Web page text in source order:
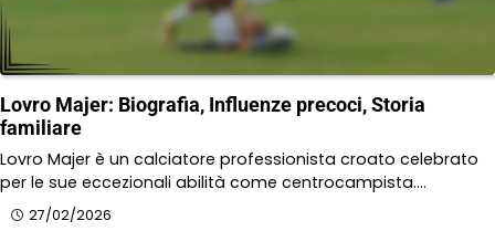
Lovro Majer: Biografia, Influenze precoci, Storia
familiare
Lovro Majer è un calciatore professionista croato celebrato
per le sue eccezionali abilità come centrocampista.…
27/02/2026